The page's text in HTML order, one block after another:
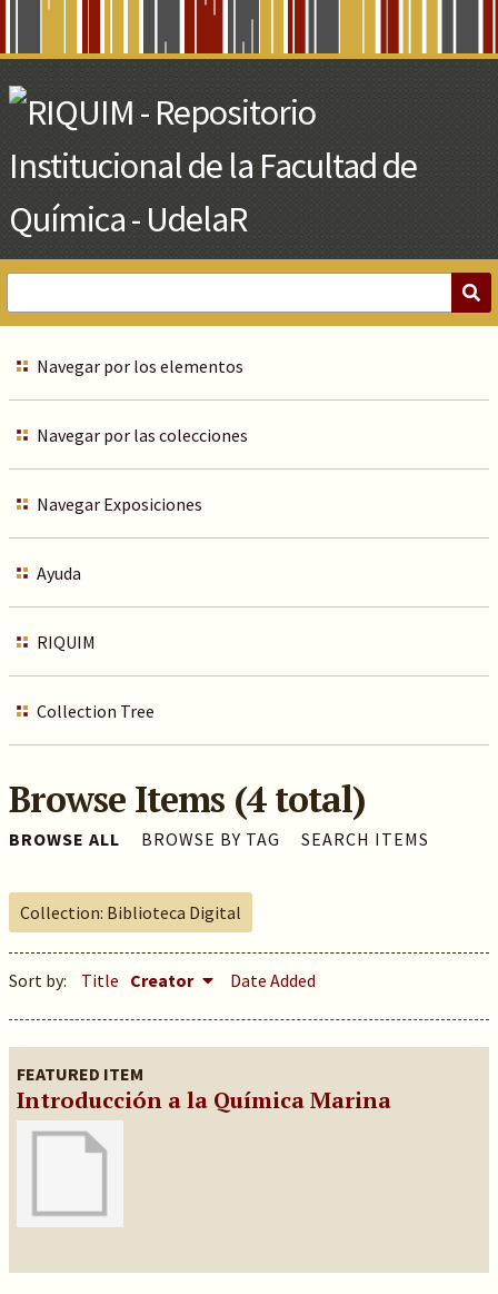
Main
Content
Navegar por los elementos
Navegar por las colecciones
Navegar Exposiciones
Ayuda
RIQUIM
Collection Tree
Browse Items (4 total)
BROWSE ALL BROWSE BY TAG SEARCH ITEMS
Collection: Biblioteca Digital
Sort by: Title Creator Date Added
FEATURED ITEM
Introducción a la Química Marina